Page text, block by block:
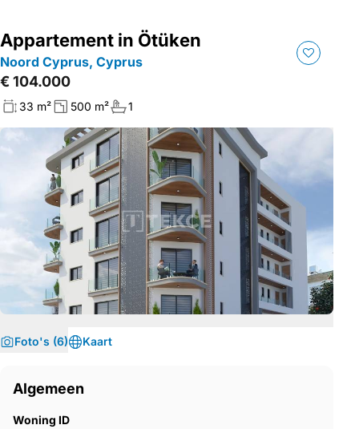
Appartement in Ötüken
Noord Cyprus, Cyprus
€ 104.000
33 m² 500 m² 1
Foto's (6) Kaart
Algemeen
Woning ID